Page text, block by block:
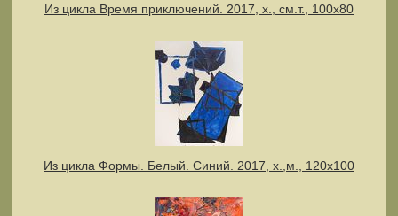
Из цикла Время приключений. 2017, х., см.т., 100х80
Из цикла Формы. Белый. Синий. 2017, х.,м., 120х100